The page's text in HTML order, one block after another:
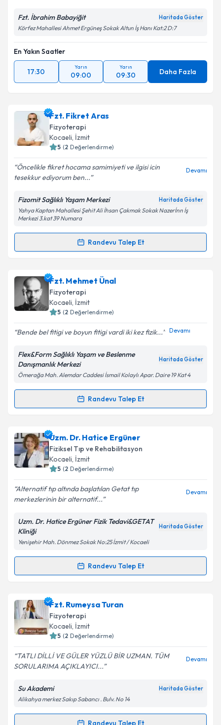
Fzt. İbrahim Babayiğit Haritada Göster
Körfez Mahallesi Ahmet Ergüneş Sokak Altun İş Hanı Kat:2 D:7
En Yakın Saatler
17:30
Yarın
09:00
Yarın
09:30 Daha Fazla
Fzt. Fikret Aras
Fizyoterapi
Kocaeli, İzmit
5 (2 Değerlendirme)
Öncelikle fikret hocama samimiyeti ve ilgisi icin
tesekkur ediyorum ben...
Devamı
Fizomit Sağlıklı Yaşam Merkezi Haritada Göster
Yahya Kaptan Mahallesi Şehit Ali İhsan Çakmak Sokak Nazerİnn İş
Merkezi 3.kat 39 Numara
Randevu Talep Et
Randevu Takvimi Talebi
Fzt. Fikret Arasiçin randevu takvimi talebi oluşturun.
Size bu uzmandan randevu almanız için bir takvim
hazırlandığında e-posta ile bilgilendireceğiz.
Kişisel verilerimin işlenmesine ilişkin
Metni'ni okudum ve kişisel verilerimin belirtilen
kapsamda işlenmesini kabul ediyorum.
Fzt. Mehmet Ünal
Fizyoterapi
Kocaeli, İzmit
5 (2 Değerlendirme)
Bende bel fitigi ve boyun fitigi vardi iki kez fizik... Devamı
Flex&Form Sağlıklı Yaşam ve Beslenme
Danışmanlık Merkezi
Haritada Göster
Ömerağa Mah. Alemdar Caddesi İsmail Kolaylı Apar. Daire 19 Kat 4
Randevu Talep Et
Randevu Takvimi Talebi
Fzt. Mehmet Ünaliçin randevu takvimi talebi
oluşturun. Size bu uzmandan randevu almanız için bir
takvim hazırlandığında e-posta ile bilgilendireceğiz.
Kişisel verilerimin işlenmesine ilişkin
Aydınlatma
kapsamda işlenmesini kabul ediyorum.
Takvim Talebini Gönder
Uzm. Dr. Hatice Ergüner
Fiziksel Tıp ve Rehabilitasyon
Kocaeli, İzmit
5 (2 Değerlendirme)
Alternatif tıp altında başlatılan Getat tıp
merkezlerinin bir alternatif...
Devamı
Uzm. Dr. Hatice Ergüner Fizik Tedavi&GETAT
Kliniği
Haritada Göster
Yenişehir Mah. Dönmez Sokak No:25 İzmit / Kocaeli
Randevu Talep Et
Randevu Takvimi Talebi
Uzm. Dr. Hatice Ergüneriçin randevu takvimi talebi
oluşturun. Size bu uzmandan randevu almanız için bir
takvim hazırlandığında e-posta ile bilgilendireceğiz.
Kişisel verilerimin işlenmesine ilişkin
Aydınlatma
Metni'ni okudum ve kişisel verilerimin belirtilen
kapsamda işlenmesini kabul ediyorum.
Fzt. Rumeysa Turan
Fizyoterapi
Kocaeli, İzmit
5 (2 Değerlendirme)
TATLI DİLLİ VE GÜLER YÜZLÜ BİR UZMAN. TÜM
SORULARIMA AÇIKLAYICI...
Devamı
Su Akademi Haritada Göster
Alikahya merkez Sakıp Sabancı . Bulv. No 14
Randevu Talep Et